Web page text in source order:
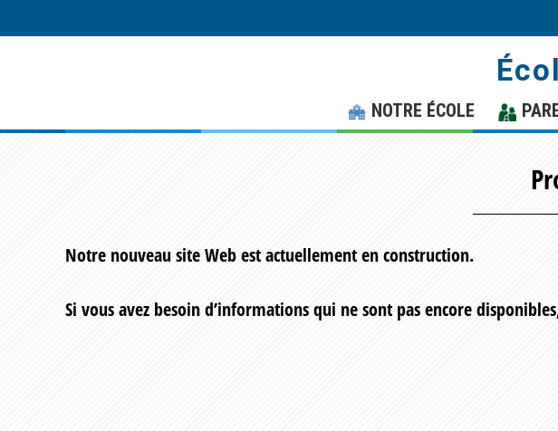
to
to
NOTRE ÉCOLE
Notre nouveau site Web est actuellement en construction.
Si vous avez besoin d’informations qui ne sont pas encore